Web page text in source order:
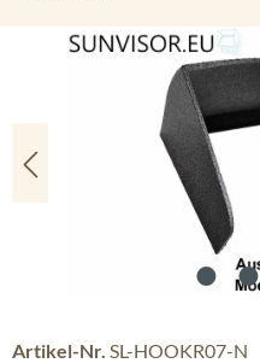
Bildergalerie überspringen
Artikel-Nr. SL-HOOKR07-N